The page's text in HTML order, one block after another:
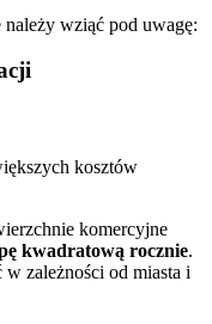
wziąć pod uwagę:
kosztów
komercyjne
kwadratową rocznie.
w zależności od miasta i